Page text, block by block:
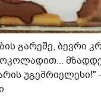
გარეშე, ბევრი
უგემრიელესი!"